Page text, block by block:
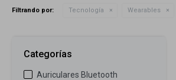
Filtrando por: Tecnología Wearables
Categorías
Auriculares Bluetooth